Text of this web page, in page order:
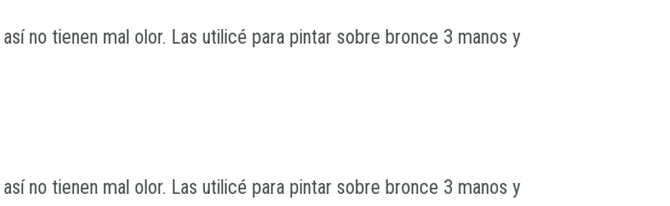
no tienen mal olor. Las utilicé para pintar sobre bronce 3 manos y
no tienen mal olor. Las utilicé para pintar sobre bronce 3 manos y